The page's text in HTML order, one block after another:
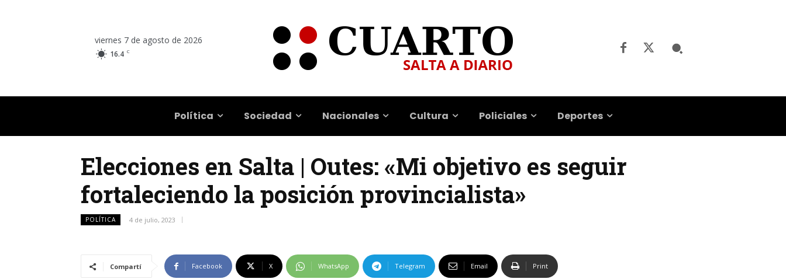
viernes 7 de agosto de 2026
16.4 C
Política Sociedad Nacionales Cultura Policiales Deportes
Elecciones en Salta | Outes: «Mi objetivo es seguir
fortaleciendo la posición provincialista»
POLÍTICA 4 de julio, 2023
Compartí Facebook X WhatsApp Telegram Email Print